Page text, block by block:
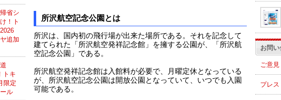
省シ
！ト
追加
トキ
限定
ル
所沢航空記念公園とは
所沢は、国内初の飛行場が出来た場所である。それを記念して
建てられた「所沢航空発祥記念館」を擁する公園が、「所沢航
空記念公園」である。
所沢航空発祥記念館は入館料が必要で、月曜定休となっている
が、所沢航空記念公園は開放公園となっていて、いつでも入園
可能である。
お問
ご意
プレ